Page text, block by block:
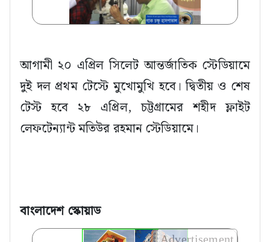
আগামী ২০ এপ্রিল সিলেট আন্তর্জাতিক স্টেডিয়ামে
দুই দল প্রথম টেস্টে মুখোমুখি হবে। দ্বিতীয় ও শেষ
টেস্ট হবে ২৮ এপ্রিল, চট্টগ্রামের শহীদ ফ্লাইট
লেফটেন্যান্ট মতিউর রহমান স্টেডিয়ামে।
বাংলাদেশ স্কোয়াড